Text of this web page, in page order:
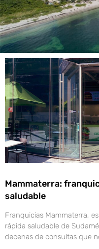
Mammaterra:
saludable
Franquicias Mammaterra,
rápida saludable de
decenas de consultas que